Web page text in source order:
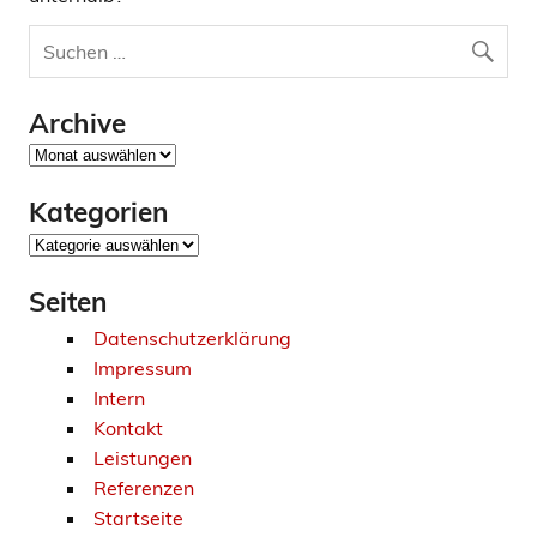
Archive
Archive
Kategorien
Kategorien
Seiten
Datenschutzerklärung
Impressum
Intern
Kontakt
Leistungen
Referenzen
Startseite